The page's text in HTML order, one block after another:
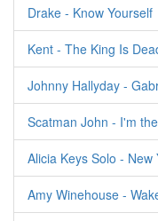
Drake - Know Yourself
Kent - The King Is
Johnny Hallyday -
Scatman John - I'm
Alicia Keys Solo - New
Amy Winehouse -